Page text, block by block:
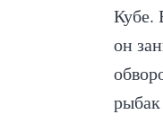
Кубе.
он
рыбак